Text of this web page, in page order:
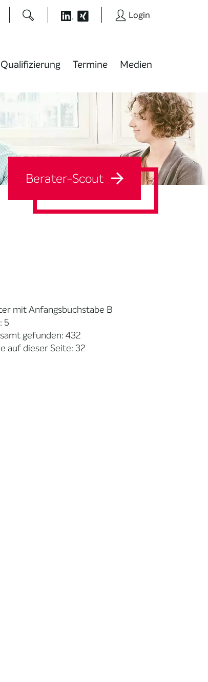
Login
Qualifizierung Termine Medien
Berater-Scout
mit Anfangsbuchstabe B
5
gefunden: 432
auf dieser Seite: 32